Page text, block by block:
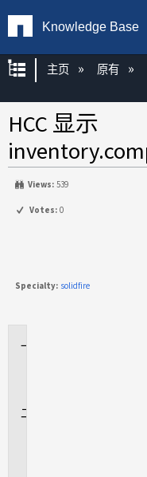
Knowledge Base
扩展/隐缩全局
主页 原有
HCC 显示
Views: 539
Votes: 0
Specialty: solidfire